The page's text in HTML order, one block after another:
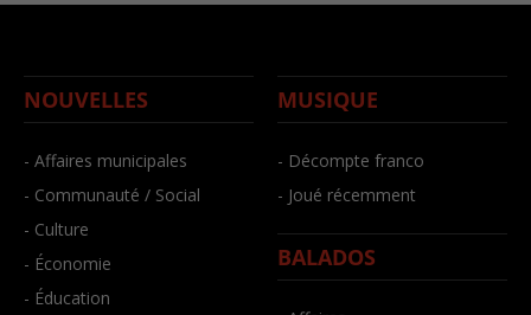
NOUVELLES
- Affaires municipales
- Communauté / Social
- Culture
- Économie
- Éducation
MUSIQUE
- Décompte franco
- Joué récemment
BALADOS